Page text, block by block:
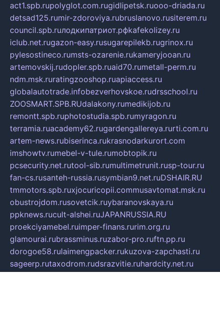
act1.spb.rupolyglot.com.rugidlipetsk.ruooo-driada.ru
detsad125.rumir-zdoroviya.rubruslanovo.rusiterem.ru
council.spb.ruлодкипатриот.рфkafekolizey.ru
iclub.net.rugazon-easy.rusugarepilekb.rugrinox.ru
pylesostineco.rumsts-ozarenie.rukameryjooan.ru
artemovskij.rudopler.spb.ruaid70.rumetall-perm.ru
ndm.msk.ruratingzooshop.ruapiaccess.ru
globalautotrade.infobezverhovskoe.rudrsschool.ru
ZOOSMART.SPB.RUdalakony.rumedikijob.ru
remontt.spb.ruphotostudia.spb.rumyragon.ru
terramia.ruacademy62.rugardengallereya.rurti.com.ru
artem-news.rubiserinca.rukrasnodarkurort.com
imshowtv.rumebel-v-tule.rumobtopik.ru
pcsecurity.net.rutool-sib.rumultimetrunit.rusp-tour.ru
fan-cs.rusanteh-russia.rusymbian9.net.ruDSHAIR.RU
tmmotors.spb.ruxjocuricopii.commusavtomat.msk.ru
obustrojdom.rusovetcik.ruybaranovskaya.ru
ppknews.rucult-alshei.ruJAPANRUSSIA.RU
proekciyamebel.ruimper-finans.rurim.org.ru
glamourai.rubrassminus.ruzabor-pro.ruftn.pp.ru
dorogoe58.rulaimengpacker.rukuzova-zapchasti.ru
sageerp.rutaxodrom.rudsrazvitie.ruhardcity.net.ru